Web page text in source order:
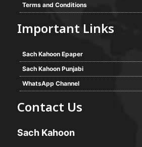
Terms and Conditions
Important Links
Sach Kahoon Epaper
Sach Kahoon Punjabi
WhatsApp Channel
Contact Us
Sach Kahoon